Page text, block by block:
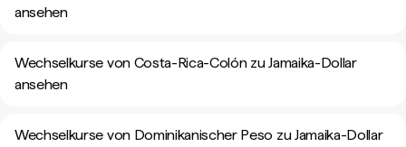
ansehen
Wechselkurse von Costa-Rica-Colón zu Jamaika-Dollar
ansehen
Wechselkurse von Dominikanischer Peso zu Jamaika-Dollar